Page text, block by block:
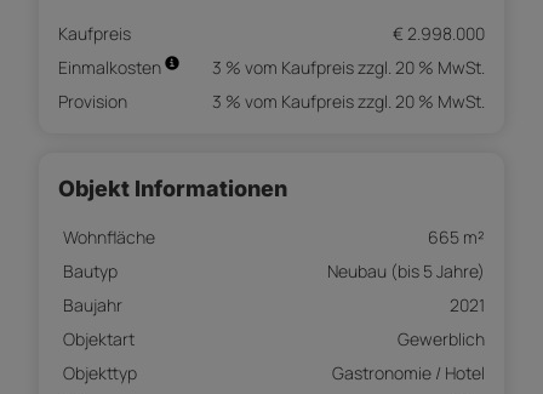
Kaufpreis
€ 2.998.000
Einmalkosten
3 % vom Kaufpreis zzgl. 20 % MwSt.
Provision
3 % vom Kaufpreis zzgl. 20 % MwSt.
Objekt Informationen
Wohnfläche
665 m²
Bautyp
Neubau (bis 5 Jahre)
Baujahr
2021
Objektart
Gewerblich
Objekttyp
Gastronomie / Hotel